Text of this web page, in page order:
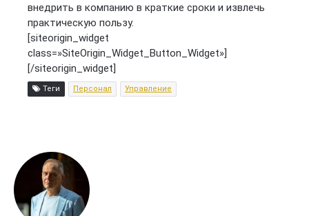
внедрить в компанию в краткие сроки и извлечь
практическую пользу.
[siteorigin_widget
class=»SiteOrigin_Widget_Button_Widget»]
[/siteorigin_widget]
Теги Персонал Управление